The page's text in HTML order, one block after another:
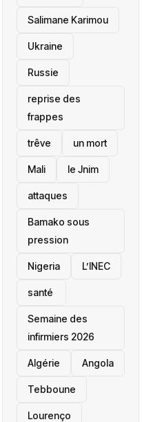
Salimane Karimou
Ukraine
Russie
reprise des
frappes
trêve un mort
Mali le Jnim
attaques
Bamako sous
pression
‎Nigeria L’INEC
santé ‎
Semaine des
infirmiers 2026
‎Algérie Angola
Tebboune
Lourenço